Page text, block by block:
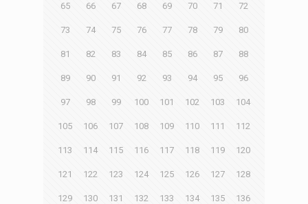
65 66 67 68 69 70 71 72
73 74 75 76 77 78 79 80
81 82 83 84 85 86 87 88
89 90 91 92 93 94 95 96
97 98 99 100 101 102 103 104
105 106 107 108 109 110 111 112
113 114 115 116 117 118 119 120
121 122 123 124 125 126 127 128
129 130 131 132 133 134 135 136